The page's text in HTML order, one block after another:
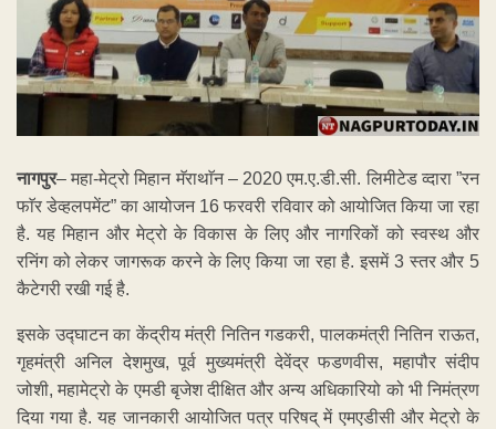
नागपुर– महा-मेट्रो मिहान मॅराथाॅन – 2020 एम.ए.डी.सी. लिमीटेड व्दारा ”रन
फाॅर डेव्हलपमेंट” का आयोजन 16 फरवरी रविवार को आयोजित किया जा रहा
है. यह मिहान और मेट्रो के विकास के लिए और नागरिकों को स्वस्थ और
रनिंग को लेकर जागरूक करने के लिए किया जा रहा है. इसमें 3 स्तर और 5
कैटेगरी रखी गई है.
इसके उद्घाटन का केंद्रीय मंत्री नितिन गडकरी, पालकमंत्री नितिन राऊत,
गृहमंत्री अनिल देशमुख, पूर्व मुख्यमंत्री देवेंद्र फडणवीस, महापौर संदीप
जोशी, महामेट्रो के एमडी बृजेश दीक्षित और अन्य अधिकारियो को भी निमंत्रण
दिया गया है. यह जानकारी आयोजित पत्र परिषद् में एमएडीसी और मेट्रो के